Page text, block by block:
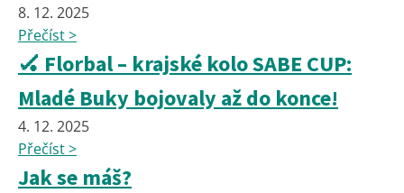
8. 12. 2025
Přečíst >
🏑 Florbal – krajské kolo SABE CUP:
Mladé Buky bojovaly až do konce!
4. 12. 2025
Přečíst >
Jak se máš?